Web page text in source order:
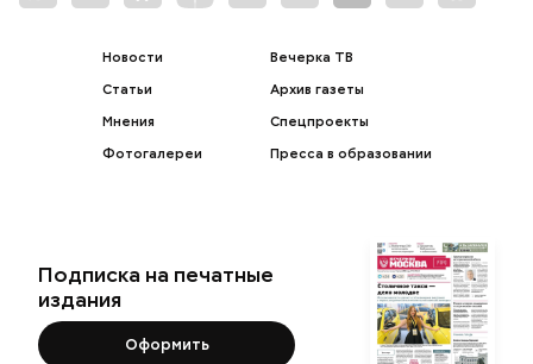
Новости
Статьи
Мнения
Фотогалереи
Вечерка ТВ
Архив газеты
Спецпроекты
Пресса в образовании
Подписка на печатные
издания
Оформить